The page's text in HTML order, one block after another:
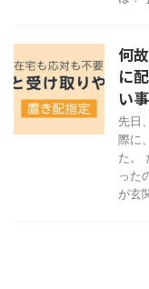
何
に
い
先日
際に
た。
った
が玄